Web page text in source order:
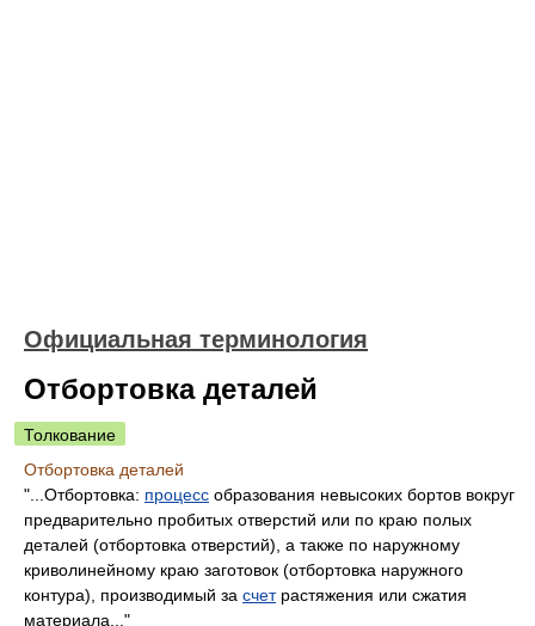
Официальная терминология
Отбортовка деталей
Толкование
Отбортовка деталей
"...Отбортовка: процесс образования невысоких бортов вокруг
предварительно пробитых отверстий или по краю полых
деталей (отбортовка отверстий), а также по наружному
криволинейному краю заготовок (отбортовка наружного
контура), производимый за счетрастяжения или сжатия
материала..."